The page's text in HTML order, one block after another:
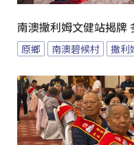
南澳撒利姆文健站揭牌
原鄉 南澳碧候村 撒利